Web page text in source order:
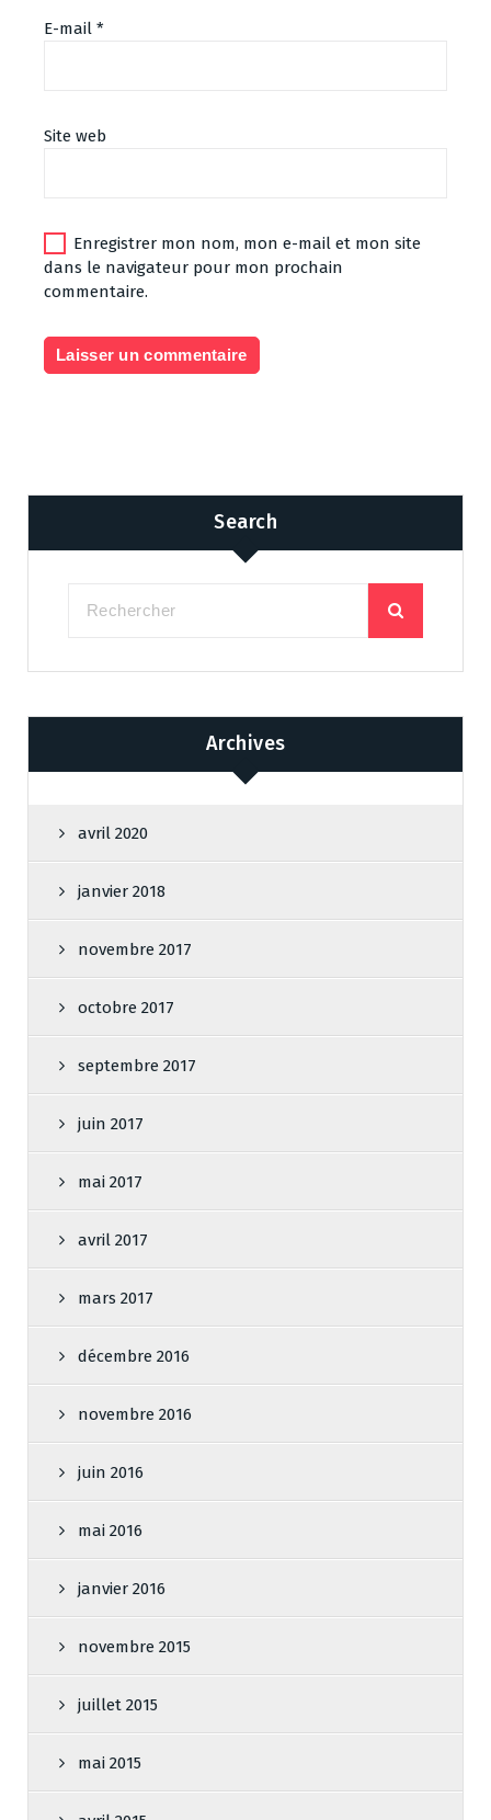
E-mail *
Site web
Enregistrer mon nom, mon e-mail et mon site
dans le navigateur pour mon prochain
commentaire.
Search
Archives
avril 2020
janvier 2018
novembre 2017
octobre 2017
septembre 2017
juin 2017
mai 2017
avril 2017
mars 2017
décembre 2016
novembre 2016
juin 2016
mai 2016
janvier 2016
novembre 2015
juillet 2015
mai 2015